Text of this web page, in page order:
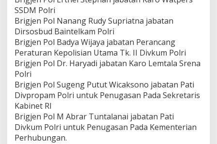
SSDM Polri
Brigjen Pol Nanang Rudy Supriatna jabatan
Dirsosbud Baintelkam Polri
Brigjen Pol Badya Wijaya jabatan Perancang
Peraturan Kepolisian Utama Tk. II Divkum Polri
Brigjen Pol Dr. Haryadi jabatan Karo Lemtala Srena
Polri
Brigjen Pol Sugeng Putut Wicaksono jabatan Pati
Divpropam Polri untuk Penugasan Pada Sekretaris
Kabinet RI
Brigjen Pol M Abrar Tuntalanai jabatan Pati
Divkum Polri untuk Penugasan Pada Kementerian
Perhubungan.